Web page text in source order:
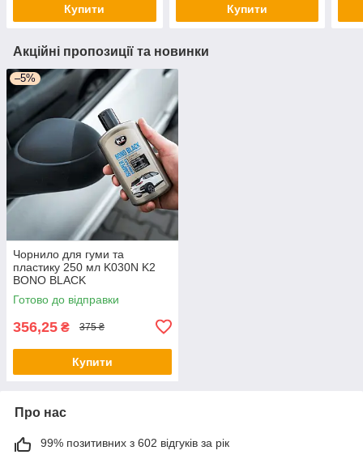
Купити Купити
Акційні пропозиції та новинки
–5%
Чорнило для гуми та
пластику 250 мл K030N K2
BONO BLACK
Готово до відправки
356,25 ₴ 375 ₴
Купити
Про нас
99% позитивних з 602 відгуків за рік